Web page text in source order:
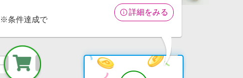
条件達成で
詳細をみる